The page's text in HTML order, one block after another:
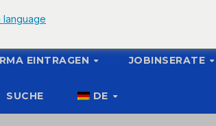
EINTRAGEN JOBINSERATE
SUCHE DE
language